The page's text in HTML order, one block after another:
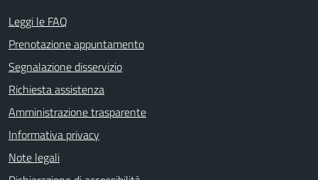
Leggi le FAQ
Prenotazione appuntamento
Segnalazione disservizio
Richiesta assistenza
Amministrazione trasparente
Informativa privacy
Note legali